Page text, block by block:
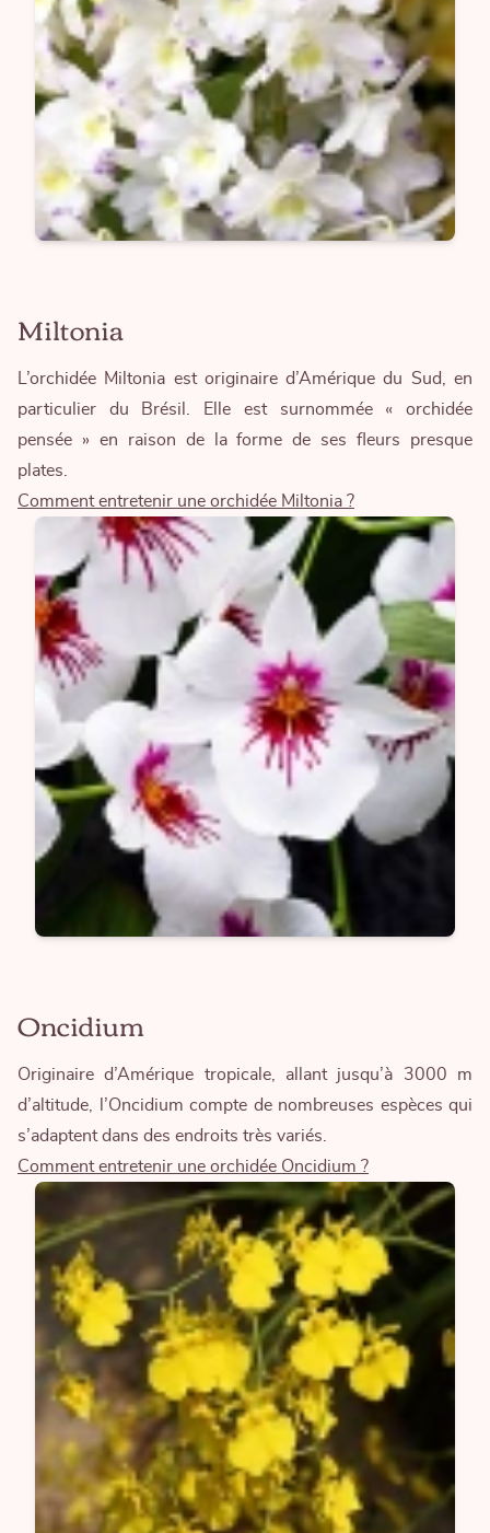
Miltonia
L’orchidée Miltonia est originaire d’Amérique du Sud, en
particulier du Brésil. Elle est surnommée « orchidée
pensée » en raison de la forme de ses fleurs presque
plates.
Comment entretenir une orchidée Miltonia ?
Oncidium
Originaire d’Amérique tropicale, allant jusqu’à 3000 m
d’altitude, l’Oncidium compte de nombreuses espèces qui
s’adaptent dans des endroits très variés.
Comment entretenir une orchidée Oncidium ?